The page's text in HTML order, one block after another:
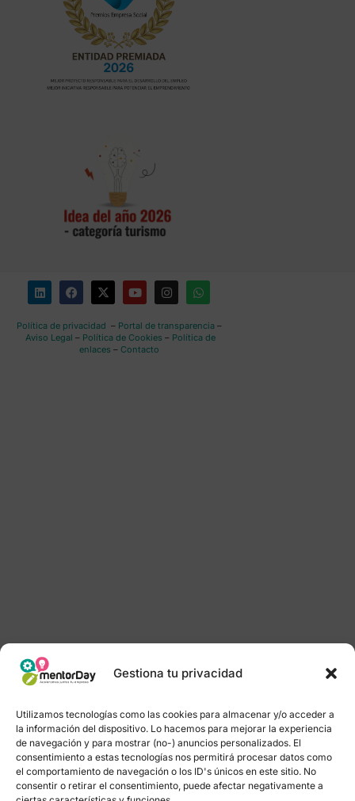
Gestiona tu privacidad
Utilizamos tecnologías como las cookies para almacenar y/o acceder a
la información del dispositivo. Lo hacemos para mejorar la experiencia
de navegación y para mostrar (no-) anuncios personalizados. El
consentimiento a estas tecnologías nos permitirá procesar datos como
el comportamiento de navegación o los ID's únicos en este sitio. No
consentir o retirar el consentimiento, puede afectar negativamente a
Política de privacidad – Portal de transparencia–
Aviso Legal – Política de Cookies – Política de
enlaces – Contacto